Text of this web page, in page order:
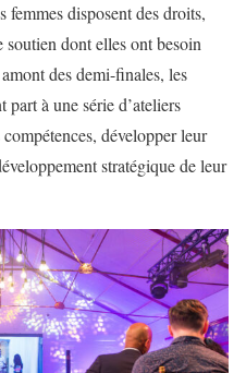
femmes disposent des droits,
soutien dont elles ont besoin
des demi-finales, les
à une série d’ateliers
développer leur
stratégique de leur